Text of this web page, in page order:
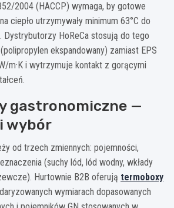
2004 (HACCP) wymaga, by gotowe
ciepło utrzymywały minimum 63°C do
Dystrybutorzy HoReCa stosują do tego
ekspandowany) zamiast EPS
m·K i wytrzymuje kontakt z gorącymi
gastronomiczne —
wybór
od trzech zmiennych: pojemności,
(suchy lód, lód wodny, wkłady
Hurtownie B2B oferują termoboxy
wymiarach dopasowanych